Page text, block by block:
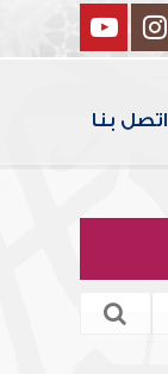
اتصل بنا